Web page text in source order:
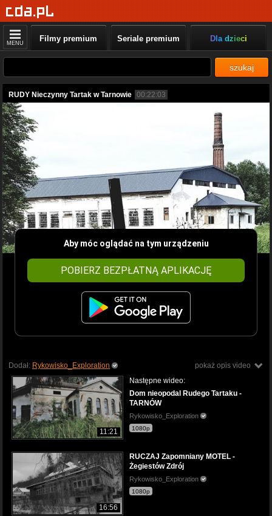
MENU Filmy premium Seriale premium Dla dzieci
szukaj
RUDY Nieczynny Tartak w Tarnowie 00:22:03
Aby móc oglądać na tym urządzeniu
POBIERZ BEZPŁATNĄ APLIKACJĘ
pokaż opis video
Dodał: Rykowisko_Exploration
11:21
Następne wideo:
Dom nieopodal Rudego Tartaku -
TARNÓW
Rykowisko_Exploration
1080p
16:56
RUCZAJ Zapomniany MOTEL -
Żegiestów Zdrój
Rykowisko_Exploration
1080p